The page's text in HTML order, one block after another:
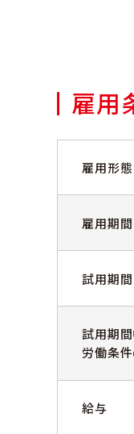
雇用
雇用形態
雇用期間
試用期間
試用期
労働条
給与